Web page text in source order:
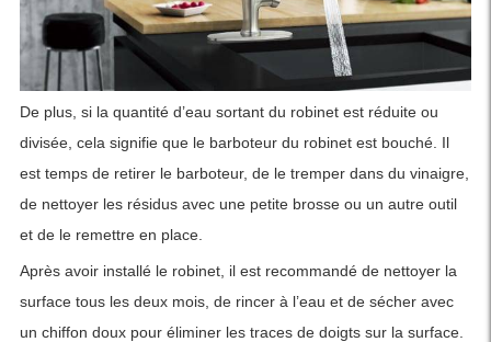
De plus, si la quantité d’eau sortant du robinet est réduite ou
divisée, cela signifie que le barboteur du robinet est bouché. Il
est temps de retirer le barboteur, de le tremper dans du vinaigre,
de nettoyer les résidus avec une petite brosse ou un autre outil
et de le remettre en place.
Après avoir installé le robinet, il est recommandé de nettoyer la
surface tous les deux mois, de rincer à l’eau et de sécher avec
un chiffon doux pour éliminer les traces de doigts sur la surface.